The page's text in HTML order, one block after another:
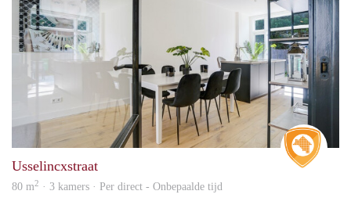
Usselincxstraat
80 m2 · 3 kamers · Per direct - Onbepaalde tijd